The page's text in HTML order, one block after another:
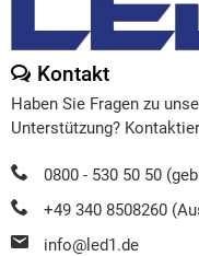
Kontakt
Haben Sie Fragen zu
Unterstützung?
0800 - 530 50 50
+49 340 8508260
info@led1.de